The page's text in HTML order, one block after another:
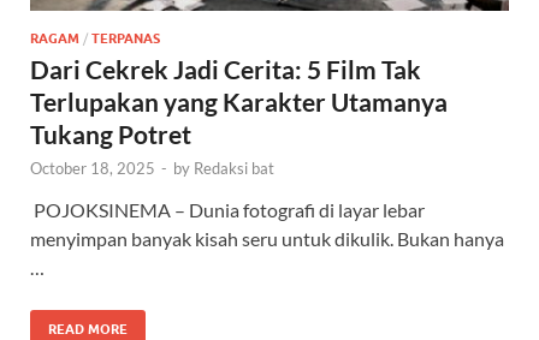
RAGAM / TERPANAS
Dari Cekrek Jadi Cerita: 5 Film Tak
Terlupakan yang Karakter Utamanya
Tukang Potret
October 18, 2025 - by Redaksi bat
POJOKSINEMA – Dunia fotografi di layar lebar
menyimpan banyak kisah seru untuk dikulik. Bukan hanya
…
READ MORE